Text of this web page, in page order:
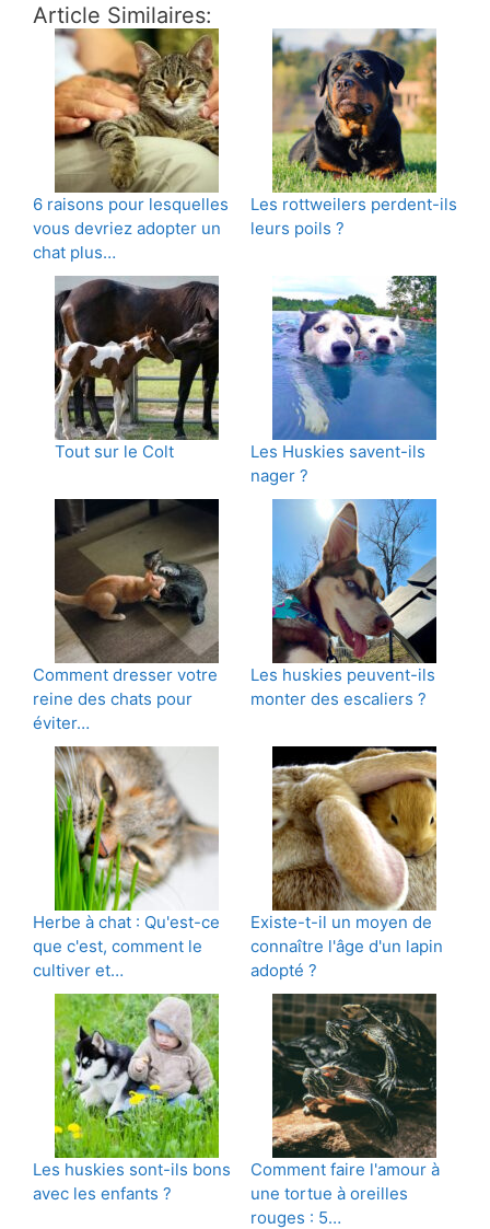
Article Similaires:
6 raisons pour lesquelles
vous devriez adopter un
chat plus…
Les rottweilers perdent-ils
leurs poils ?
Tout sur le Colt
Les Huskies savent-ils
nager ?
Comment dresser votre
reine des chats pour
éviter…
Les huskies peuvent-ils
monter des escaliers ?
Herbe à chat : Qu'est-ce
que c'est, comment le
cultiver et…
Existe-t-il un moyen de
connaître l'âge d'un lapin
adopté ?
Les huskies sont-ils bons
avec les enfants ?
Comment faire l'amour à
une tortue à oreilles
rouges : 5…